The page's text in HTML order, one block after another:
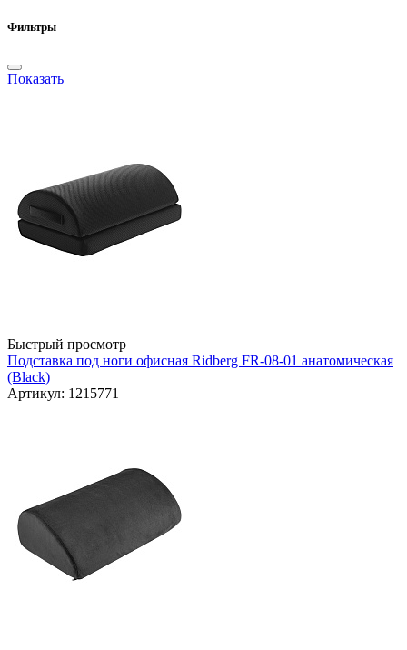
Фильтры
Показать
Быстрый просмотр
Подставка под ноги офисная Ridberg FR-08-01 анатомическая
(Black)
Артикул: 1215771